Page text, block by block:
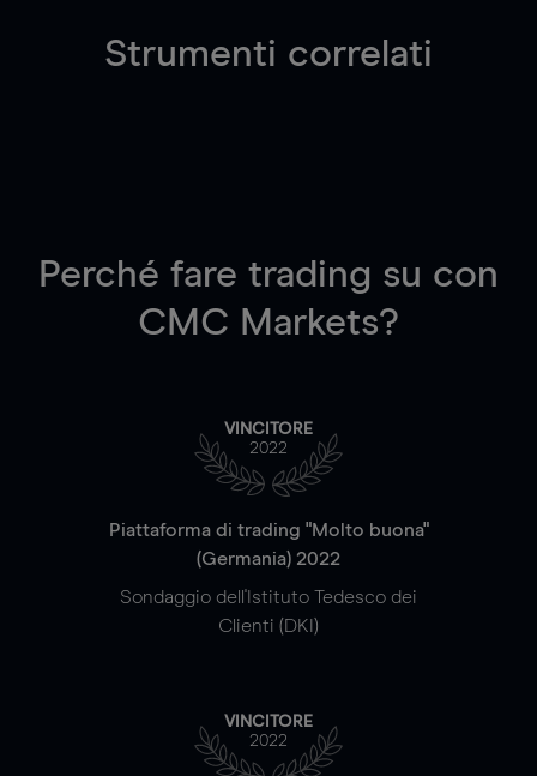
Strumenti correlati
Perché fare trading su con
CMC Markets?
VINCITORE
2022
Piattaforma di trading "Molto buona"
(Germania) 2022
Sondaggio dell'Istituto Tedesco dei
Clienti (DKI)
VINCITORE
2022